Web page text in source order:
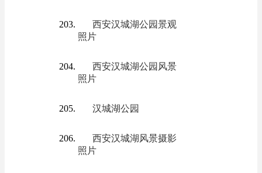
西安汉城湖公园景观
照片
西安汉城湖公园风景
照片
汉城湖公园
西安汉城湖风景摄影
照片